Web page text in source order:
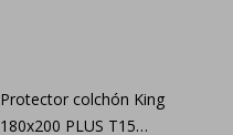
Protector colchón King
180x200 PLUS T15